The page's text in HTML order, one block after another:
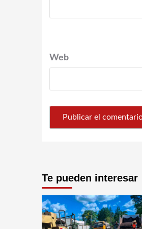
Web
Te pueden interesar